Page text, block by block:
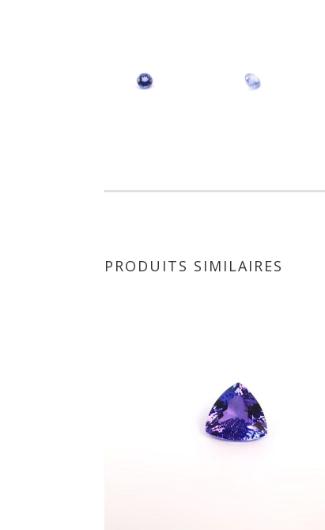
PRODUITS SIMILAIRES